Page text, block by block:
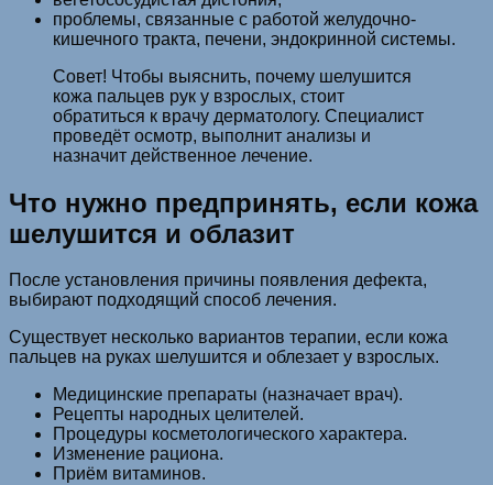
проблемы, связанные с работой желудочно-
кишечного тракта, печени, эндокринной системы.
Совет! Чтобы выяснить, почему шелушится
кожа пальцев рук у взрослых, стоит
обратиться к врачу дерматологу. Специалист
проведёт осмотр, выполнит анализы и
назначит действенное лечение.
Что нужно предпринять, если кожа
шелушится и облазит
После установления причины появления дефекта,
выбирают подходящий способ лечения.
Существует несколько вариантов терапии, если кожа
пальцев на руках шелушится и облезает у взрослых.
Медицинские препараты (назначает врач).
Рецепты народных целителей.
Процедуры косметологического характера.
Изменение рациона.
Приём витаминов.